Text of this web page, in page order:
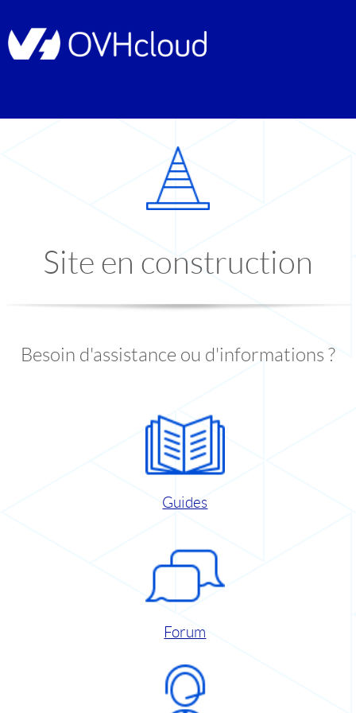
Site en construction
Besoin d'assistance ou d'informations ?
Guides
Forum